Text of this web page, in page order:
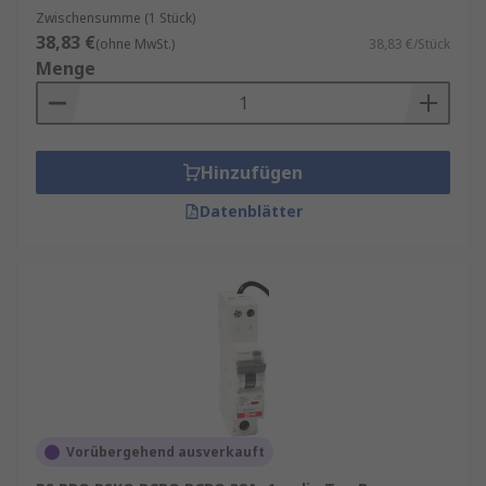
Zwischensumme (1 Stück)
38,83 €(ohne MwSt.) 38,83 €/Stück
Menge
Hinzufügen
Datenblätter
Vorübergehend ausverkauft